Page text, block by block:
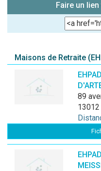
Faire un
Maisons de Retraite
89
13012